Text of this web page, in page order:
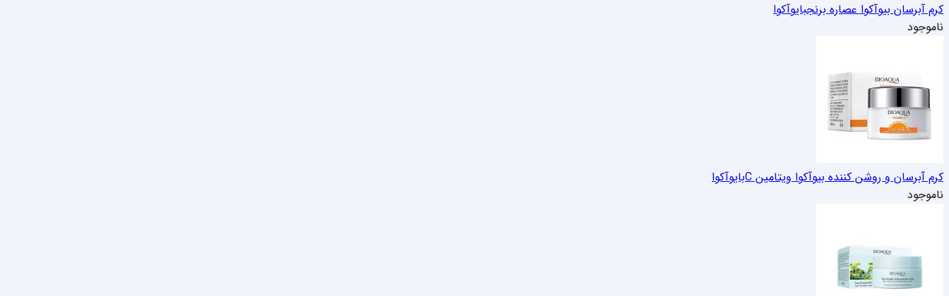
کرم آبرسان بیوآکوا عصاره برنجبایوآکوا
ناموجود
کرم آبرسان و روشن کننده بیوآکوا ویتامین C بایوآکوا
ناموجود